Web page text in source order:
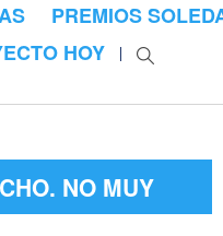
PREMIOS
HOY
NO MUY